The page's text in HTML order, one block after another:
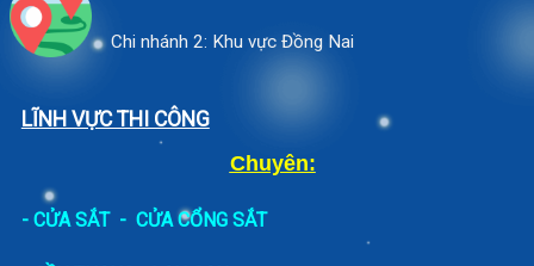
Chi nhánh 2: Khu vực Đồng Nai
LĨNH VỰC THI CÔNG
Chuyên:
- CỬA SẮT- CỬA CỔNG SẮT